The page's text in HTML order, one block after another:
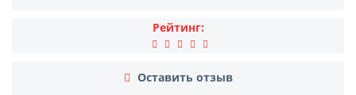
Рейтинг:
Оставить отзыв